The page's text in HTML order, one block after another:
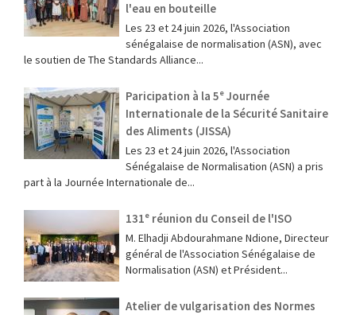
l'eau en bouteille
Les 23 et 24 juin 2026, l'Association
sénégalaise de normalisation (ASN), avec
le soutien de The Standards Alliance...
Paricipation à la 5ᵉ Journée
Internationale de la Sécurité Sanitaire
des Aliments (JISSA)
‎Les 23 et 24 juin 2026, l'Association
Sénégalaise de Normalisation (ASN) a pris
part à la Journée Internationale de...
131ᵉ réunion du Conseil de l'ISO
M. Elhadji Abdourahmane Ndione, Directeur
général de l'Association Sénégalaise de
Normalisation (ASN) et Président...
Atelier de vulgarisation des Normes